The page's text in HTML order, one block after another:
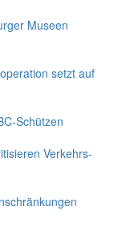
Museen
setzt auf
Schüt­zen
Verkehrs-